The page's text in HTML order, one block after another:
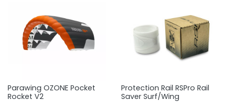
Parawing OZONE Pocket
Rocket V2
Protection Rail RSPro Rail
Saver Surf/Wing